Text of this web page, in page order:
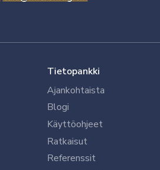
Tietopankki
Ajankohtaista
Blogi
Käyttöohjeet
Ratkaisut
Referenssit